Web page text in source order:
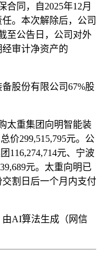
合同，自2025年12月
。本次解除后，公司
至公告日，公司对外
经审计净资产的
股份有限公司67%股
太重集团向明智能装
价299,515,795元。公
116,274,714元、宁波
元。太重向明已
割日后一个月内支付
AI算法生成（网信